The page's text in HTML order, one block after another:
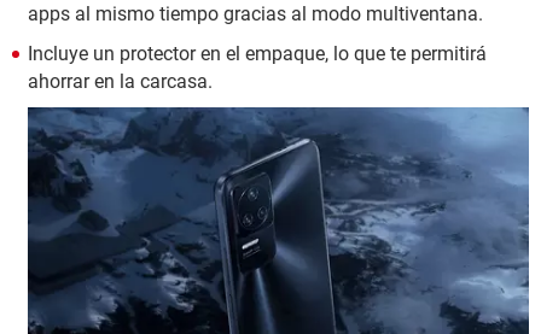
apps al mismo tiempo gracias al modo multiventana.
Incluye un protector en el empaque, lo que te permitirá
ahorrar en la carcasa.